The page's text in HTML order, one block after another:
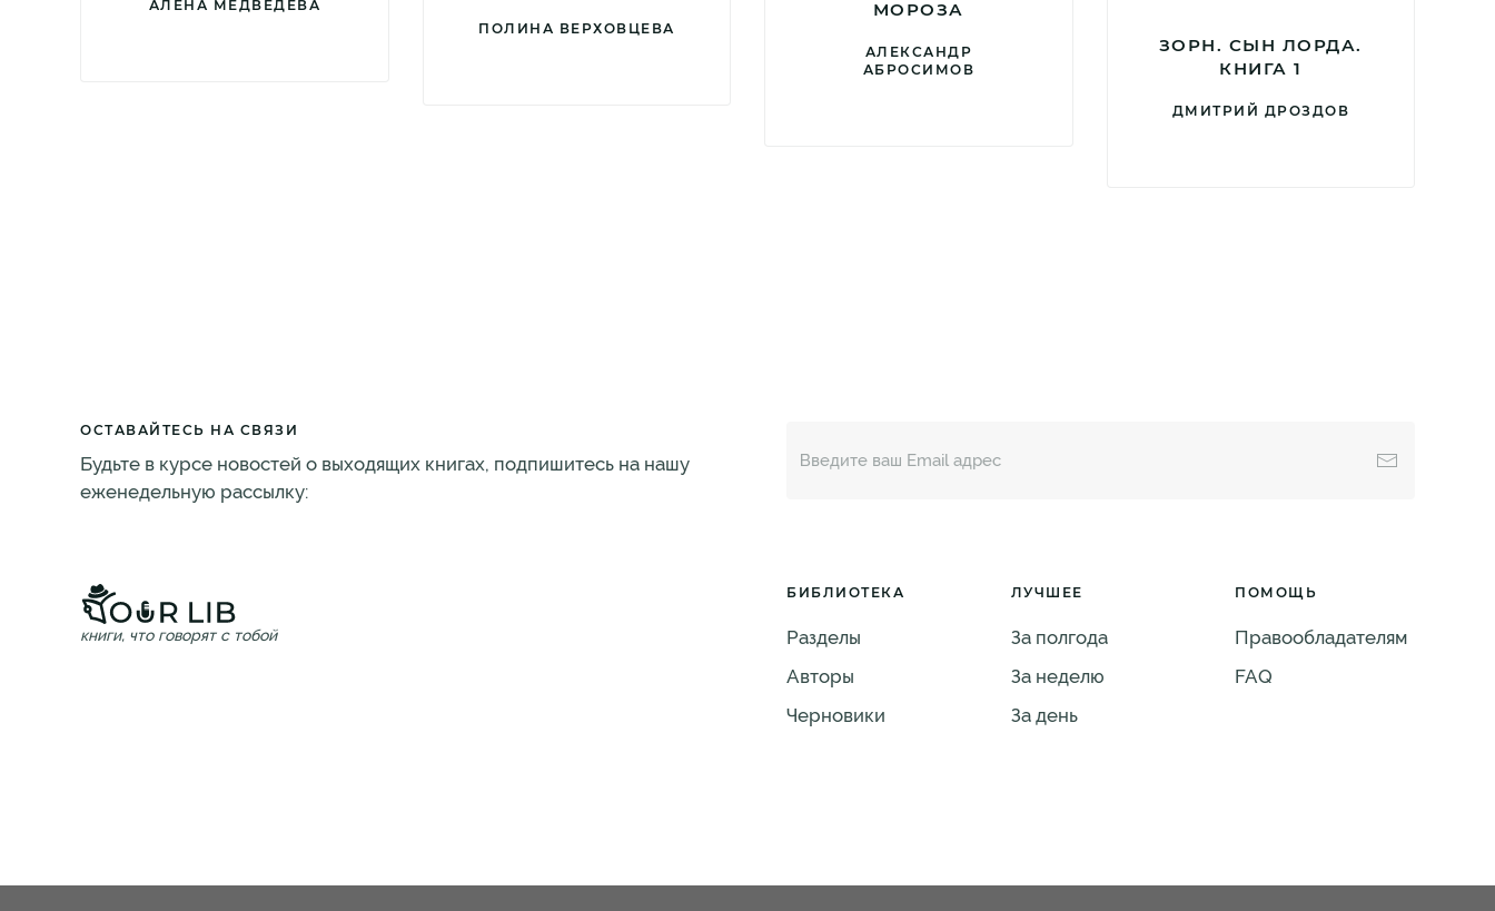
АЛЁНА МЕДВЕДЕВА
ПОЛИНА ВЕРХОВЦЕВА
МОРОЗА
АЛЕКСАНДР
АБРОСИМОВ
ЗОРН. СЫН ЛОРДА.
КНИГА 1
ДМИТРИЙ ДРОЗДОВ
ОСТАВАЙТЕСЬ НА СВЯЗИ
Будьте в курсе новостей о выходящих книгах, подпишитесь на нашу
еженедельную рассылку:
книги, что говорят с тобой
БИБЛИОТЕКА
Разделы
Авторы
Черновики
ЛУЧШЕЕ
За полгода
За неделю
За день
ПОМОЩЬ
Правообладателям
FAQ